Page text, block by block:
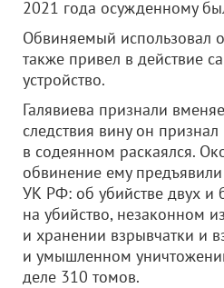
2021 года осужденному
Обвиняемый использовал
также привел в действие
устройство.
Галявиева признали
следствия вину он
в содеянном раскаялся.
обвинение ему
УК РФ: об убийстве двух и
на убийство, незаконном
и хранении взрывчатки и
и умышленном
деле 310 томов.